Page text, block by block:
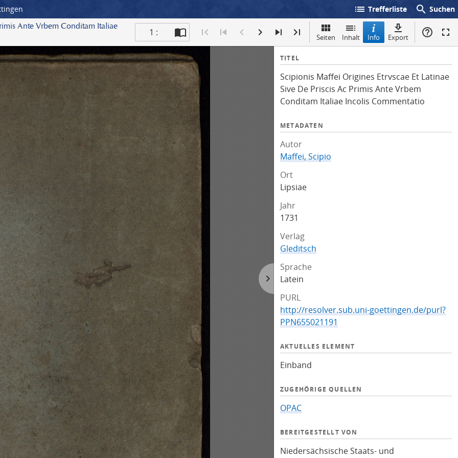
list Trefferliste search Suchen
Ante Vrbem Conditam Italiae
1 : Seiten Inhalt Info Export
I
f
o
TITEL
Scipionis Maffei Origines Etrvscae Et Latinae
Sive De Priscis Ac Primis Ante Vrbem
Conditam Italiae Incolis Commentatio
METADATEN
Autor
Maffei, Scipio
Ort
Lipsiae
Jahr
1731
Verlag
Gleditsch
Sprache
Latein
PURL
http://resolver.sub.uni-goettingen.de/purl?
PPN655021191
AKTUELLES ELEMENT
Einband
ZUGEHÖRIGE QUELLEN
OPAC
BEREITGESTELLT VON
Niedersächsische Staats- und